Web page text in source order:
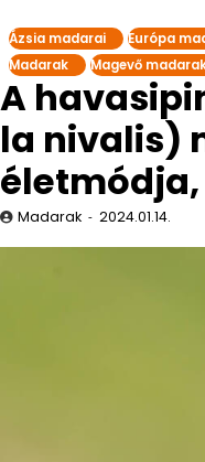
Ázsia madarai Európa
Madarak
Magevő
A
la nivalis)
Madarak 2024.01.14.